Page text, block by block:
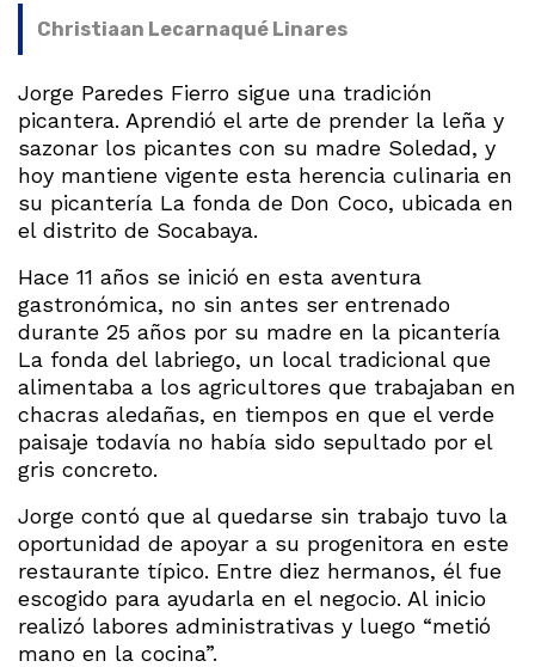
Christiaan Lecarnaqué Linares
Jorge Paredes Fierro sigue una tradición
picantera. Aprendió el arte de prender la leña y
sazonar los picantes con su madre Soledad, y
hoy mantiene vigente esta herencia culinaria en
su picantería La fonda de Don Coco, ubicada en
el distrito de Socabaya.
Hace 11 años se inició en esta aventura
gastronómica, no sin antes ser entrenado
durante 25 años por su madre en la picantería
La fonda del labriego, un local tradicional que
alimentaba a los agricultores que trabajaban en
chacras aledañas, en tiempos en que el verde
paisaje todavía no había sido sepultado por el
gris concreto.
Jorge contó que al quedarse sin trabajo tuvo la
oportunidad de apoyar a su progenitora en este
restaurante típico. Entre diez hermanos, él fue
escogido para ayudarla en el negocio. Al inicio
realizó labores administrativas y luego “metió
mano en la cocina”.